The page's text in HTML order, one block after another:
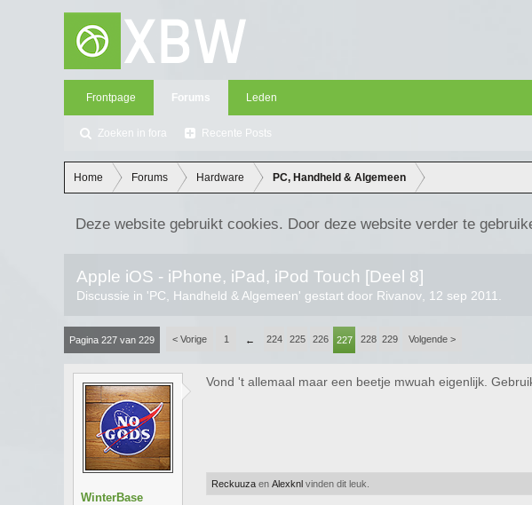
Frontpage Forums
Zoeken in fora Recente Posts
Leden
Home Forums Hardware PC, Handheld & Algemeen
Deze website gebruikt cookies. Door deze website verder te
Apple iOS - iPhone, iPad, iPod Touch [Deel 8]
Discussie in 'PC, Handheld & Algemeen' gestart door Rivanov 12 sep 2011
Pagina 227 van 229 < Vorige 1 ← 224 225 226 227 228 229 Volgende >
WinterBase
Vond 't allemaal maar een beetje mwuah eigenlijk.
Reckuuza enAlexknl vinden dit leuk.